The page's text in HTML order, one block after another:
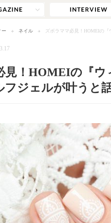
ー ネイル ズボラママ必見！HOMEIの
見！HOMEIの『ウ
ジェルが叶うと